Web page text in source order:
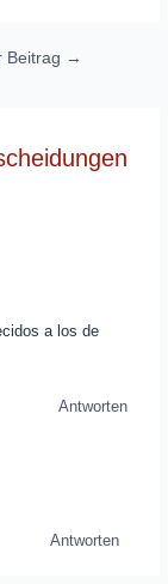
Beitrag →
a los de
Antworten
Antworten